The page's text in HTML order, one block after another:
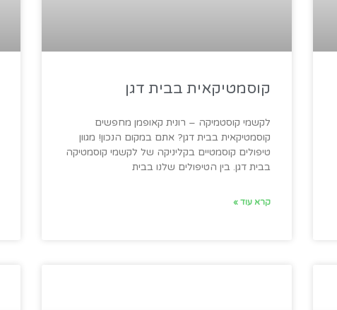
קוסמטיקאית בבית דגן
לקשמי קוסטמיקה – רונית קאופמן מחפשים
קוסמטיקאית בבית דגן? אתם במקום הנכון! מגוון
טיפולים קוסמטיים בקליניקה של לקשמי קוסמטיקה
בבית דגן. בין הטיפולים שלנו בבית
קרא עוד »